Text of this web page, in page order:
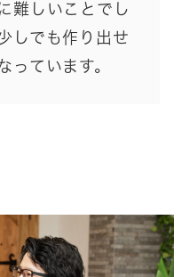
難しいことでし
しでも作り出せ
っています。